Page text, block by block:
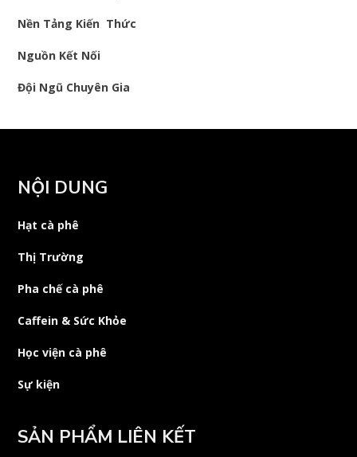
Nền Tảng Kiến Thức
Nguồn Kết Nối
Đội Ngũ Chuyên Gia
NỘI DUNG
Hạt cà phê
Thị Trường
Pha chế cà phê
Caffein & Sức Khỏe
Học viện cà phê
Sự kiện
SẢN PHẨM LIÊN KẾT